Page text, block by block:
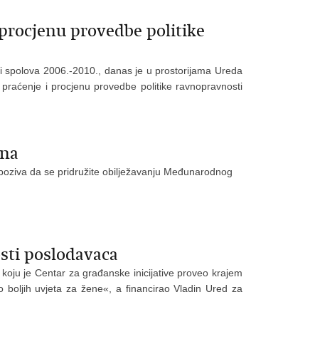
provedbe politike
2006.-2010., danas je u prostorijama Ureda
i procjenu provedbe politike ravnopravnosti
da se pridružite obilježavanju Međunarodnog
poslodavaca
je Centar za građanske inicijative proveo krajem
boljih uvjeta za žene«, a financirao Vladin Ured za